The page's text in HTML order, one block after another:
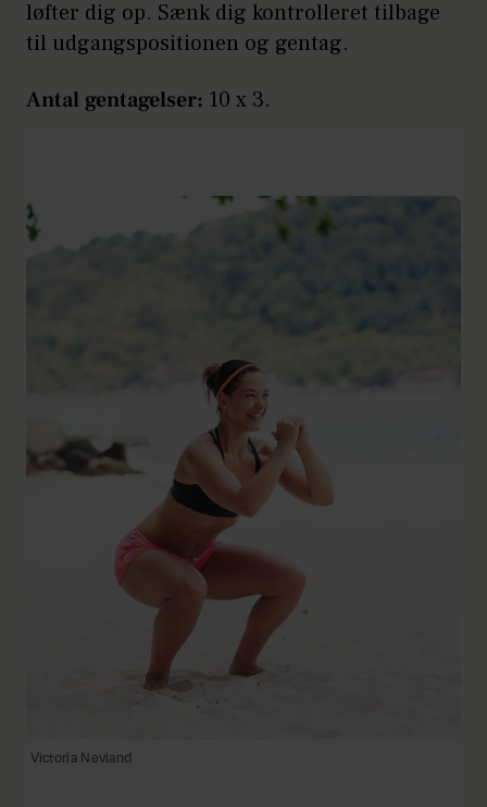
løfter dig op. Sænk dig kontrolleret tilbage
til udgangspositionen og gentag.
Antal gentagelser: 10 x 3.
Victoria Nevland